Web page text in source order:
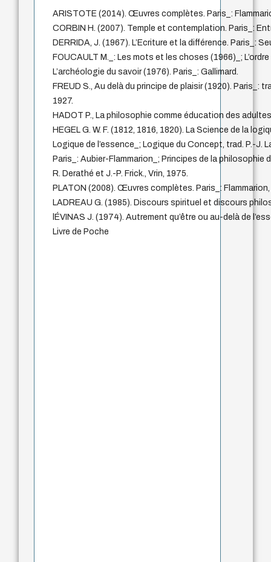
ARISTOTE (2014). Œuvres complètes. Paris_:
CORBIN H. (2007). Temple et contemplation. Paris_:
DERRIDA, J. (1967). L’Ecriture et la différence. Paris_:
FOUCAULT M._: Les mots et les choses (1966)_;
L’archéologie du savoir (1976). Paris_: Gallimard.
FREUD S., Au delà du principe de plaisir (1920). Paris_:
1927.
HADOT P., La philosophie comme éducation des
HEGEL G. W. F. (1812, 1816, 1820). La Science de la
Logique de l’essence_; Logique du Concept, trad. P.-J.
Paris_: Aubier-Flammarion_; Principes de la philosophie
R. Derathé et J.-P. Frick., Vrin, 1975.
PLATON (2008). Œuvres complètes. Paris_:
LADREAU G. (1985). Discours spirituel et discours
lÉVINAS J. (1974). Autrement qu’être ou au-delà de
Livre de Poche